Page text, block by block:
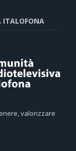
ITALOFONA
valorizzare